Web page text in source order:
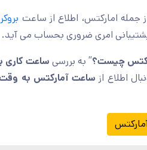
جمله امارکتس، اطلاع از ساعت
امری ضروری بحساب می آید.
چیست؟” به بررسی ساعت کاری
اطلاع از ساعت آمارکتس به وقت